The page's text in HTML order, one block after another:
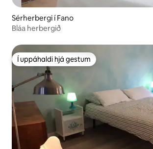
Sérherbergi í Fano
Bláa herbergið
Í uppáhaldi hjá gestum
Í uppáhaldi hjá gestum